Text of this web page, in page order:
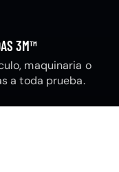
3M™
maquinaria o
a toda prueba.